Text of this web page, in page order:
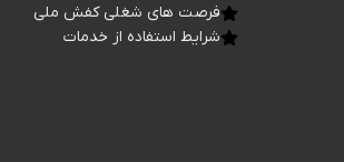
فرصت های شغلی کفش ملی
شرایط استفاده از خدمات